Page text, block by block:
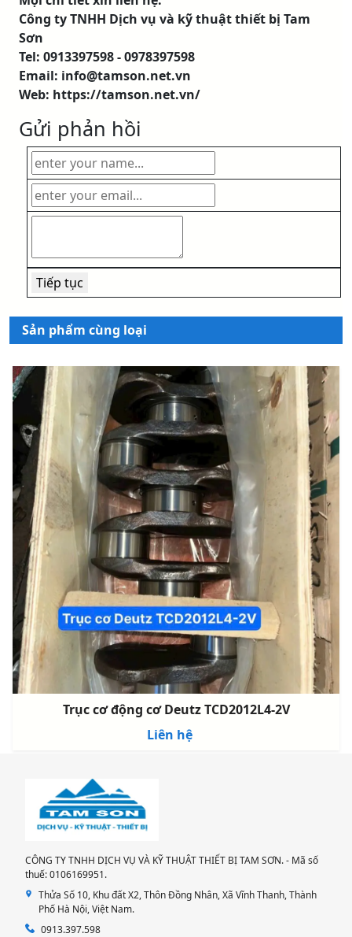
Công ty TNHH Dịch vụ và kỹ thuật thiết bị Tam
Sơn
Tel: 0913397598 - 0978397598
Email: info@tamson.net.vn
Web: https://tamson.net.vn/
Gửi phản hồi
Sản phẩm cùng loại
Trục cơ động cơ Deutz TCD2012L4-2V
Liên hệ
CÔNG TY TNHH DỊCH VỤ VÀ KỸ THUẬT THIẾT BỊ TAM SƠN. - Mã số
thuế: 0106169951.
Thửa Số 10, Khu đất X2, Thôn Đồng Nhân, Xã Vĩnh Thanh, Thành
Phố Hà Nội, Việt Nam.
0913.397.598